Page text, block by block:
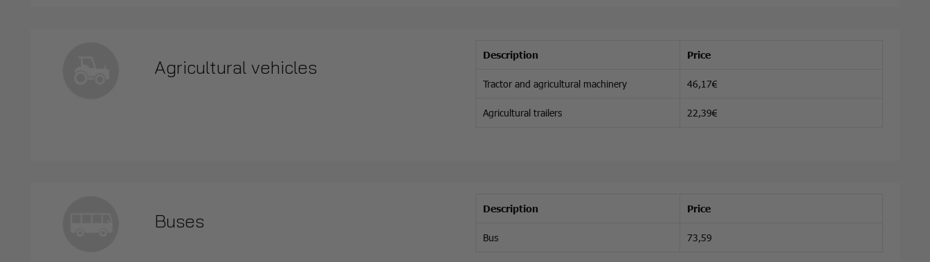
Agricultural vehicles
Description Price
Tractor and agricultural machinery 46,17€
Agricultural trailers 22,39€
Buses
Description Price
Bus 73,59